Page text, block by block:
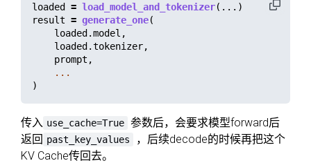
loaded = load_model_and_tokenizer(...)
result = generate_one(
loaded .model ,
loaded .tokenizer,
prompt ,
...
)
传入 use_cache=True 参数后，会要求模型forward后
返回 past_key_values
，后续decode的时候再把这个
KV Cache传回去。